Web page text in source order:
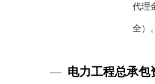
代理
全）。
— 电力工程总承包